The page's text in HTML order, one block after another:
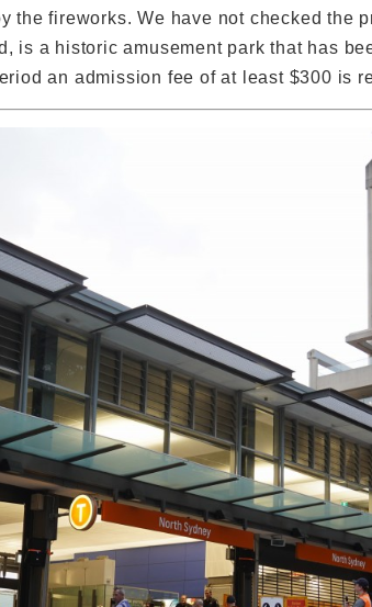
the fireworks. We have not checked the
is a historic amusement park that has
an admission fee of at least $300 is